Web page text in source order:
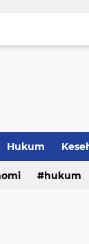
Hukum
hukum